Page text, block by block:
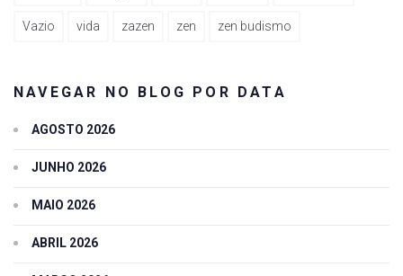
Vazio vida zazen zen zen budismo
NAVEGAR NO BLOG POR DATA
AGOSTO 2026
JUNHO 2026
MAIO 2026
ABRIL 2026